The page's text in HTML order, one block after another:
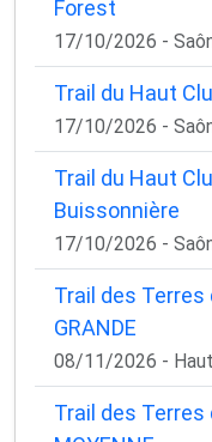
Forest
17/10/2026 -
Trail du Haut
17/10/2026 -
Trail du Haut
Buissonnière
17/10/2026 -
Trail des Terres
GRANDE
08/11/2026 -
Trail des Terres